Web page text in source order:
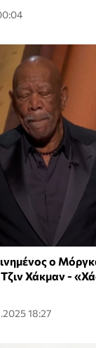
ο
Χάκμαν -
18:27